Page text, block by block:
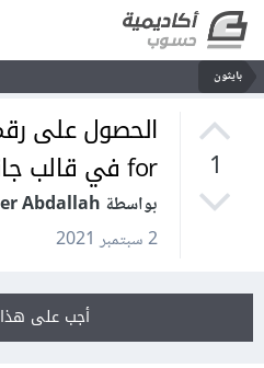
بايثون
1
for في قالب جانغو Django
بواسطة Amer Abdallah
2 سبتمبر 2021
أجب على